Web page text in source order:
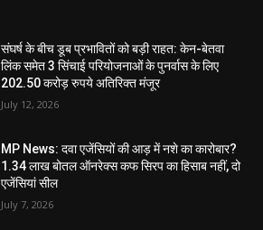
संघर्ष के बीच डूब प्रभावितों को बड़ी राहत: केन-बेतवा
लिंक समेत 3 सिंचाई परियोजनाओं के पुनर्वास के लिए
202.50 करोड़ रुपये अतिरिक्त मंजूर
July 12, 2026
MP News: दवा एजेंसियों की आड़ में नशे का कारोबार?
1.34 लाख बोतल ऑनरेक्स कफ सिरप का हिसाब नहीं, दो
एजेंसियां सील
July 7, 2026